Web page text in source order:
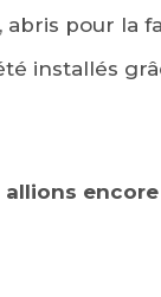
abris pour la
installés